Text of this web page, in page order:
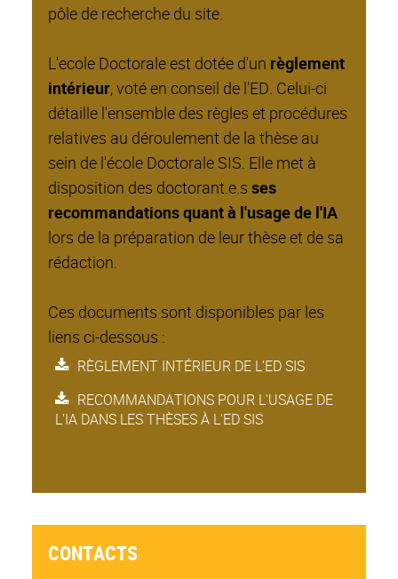
pôle de recherche du site.
L'ecole Doctorale est dotée d'un règlement
intérieur, voté en conseil de l'ED. Celui-ci
détaille l'ensemble des règles et procédures
relatives au déroulement de la thèse au
sein de l'école Doctorale SIS. Elle met à
disposition des doctorant.e.s ses
recommandations quant à l'usage de l'IA
lors de la préparation de leur thèse et de sa
rédaction.
Ces documents sont disponibles par les
liens ci-dessous :
RÈGLEMENT INTÉRIEUR DE L’ED SIS
RECOMMANDATIONS POUR L'USAGE DE
L'IA DANS LES THÈSES À L'ED SIS
CONTACTS